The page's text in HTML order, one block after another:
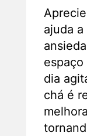
ajuda
dia
chá é